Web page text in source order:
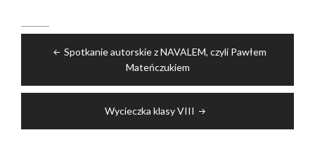
wpisuSpotkanie autorskie z NAVALEM, czyli Pawłem
Mateńczukiem
Wycieczka klasy VIII